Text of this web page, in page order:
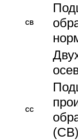
CB
CC
(CB)